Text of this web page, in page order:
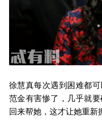
徐慧真每次遇到困难都
范金有害惨了，几乎就
回来帮她，这才让她重新